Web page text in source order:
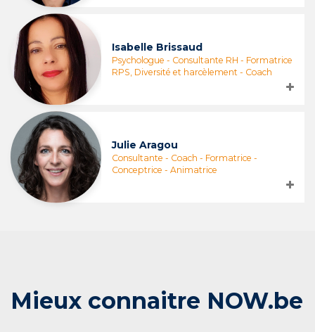
Isabelle Brissaud
Psychologue - Consultante RH - Formatrice
RPS, Diversité et harcèlement - Coach
Julie Aragou
Consultante - Coach - Formatrice -
Conceptrice - Animatrice
Mieux connaitre NOW.be